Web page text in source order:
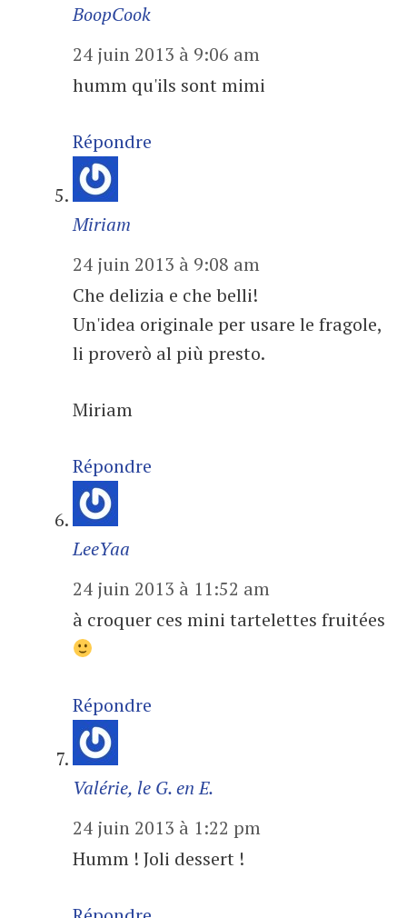
BoopCook
24 juin 2013 à 9:06 am
humm qu'ils sont mimi
Répondre
Miriam
24 juin 2013 à 9:08 am
Che delizia e che belli!
Un'idea originale per usare le fragole,
li proverò al più presto.
Miriam
Répondre
LeeYaa
24 juin 2013 à 11:52 am
à croquer ces mini tartelettes fruitées
Répondre
Valérie, le G. en E.
24 juin 2013 à 1:22 pm
Humm ! Joli dessert !